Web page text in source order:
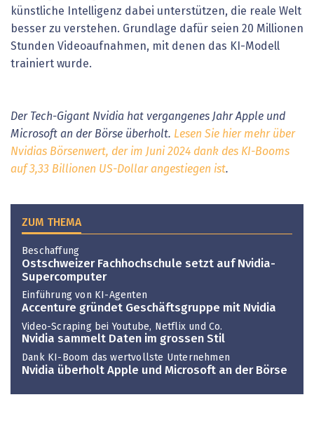
künstliche Intelligenz dabei unterstützen, die reale Welt
besser zu verstehen. Grundlage dafür seien 20 Millionen
Stunden Videoaufnahmen, mit denen das KI-Modell
trainiert wurde.
Der Tech-Gigant Nvidia hat vergangenes Jahr Apple und
Microsoft an der Börse überholt. Lesen Sie hier mehr über
Nvidias Börsenwert, der im Juni 2024 dank des KI-Booms
auf 3,33 Billionen US-Dollar angestiegen ist.
ZUM THEMA
Beschaffung
Ostschweizer Fachhochschule setzt auf Nvidia-
Supercomputer
Einführung von KI-Agenten
Accenture gründet Geschäftsgruppe mit Nvidia
Video-Scraping bei Youtube, Netflix und Co.
Nvidia sammelt Daten im grossen Stil
Dank KI-Boom das wertvollste Unternehmen
Nvidia überholt Apple und Microsoft an der Börse